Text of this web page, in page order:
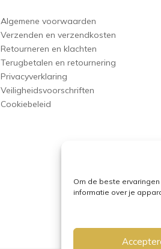
Om de beste
informatie over je
Algemene voorwaarden
Verzenden en verzendkosten
Retourneren en klachten
Terugbetalen en retournering
Privacyverklaring
Veiligheidsvoorschriften
Cookiebeleid